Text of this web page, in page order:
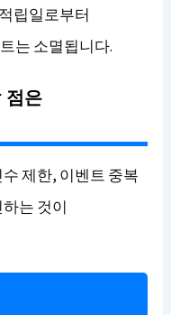
립일로부터
는 소멸됩니다.
점은
제한, 이벤트 중복
는 것이